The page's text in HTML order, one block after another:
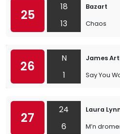
25
18
13
Bazart
Chaos
26
N
1
James
Say You
27
24
6
Laura
M’n